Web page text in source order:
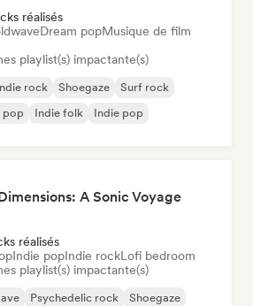
réalisés
Dream popMusique de film
playlist(s) impactante(s)
rock Shoegaze
Surf rock
pop Indie folk Indie pop
A Sonic Voyage
réalisés
Indie popIndie rockLofi bedroom
playlist(s) impactante(s)
Psychedelic rock
Shoegaze